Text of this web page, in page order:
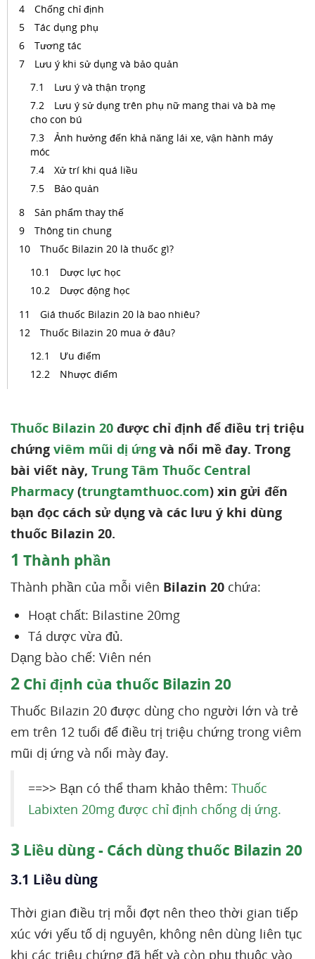
Chống chỉ định
Tác dụng phụ
Tương tác
Lưu ý khi sử dụng và bảo quản
Lưu ý và thận trọng
Lưu ý sử dụng trên phụ nữ mang thai và bà mẹ
cho con bú
Ảnh hưởng đến khả năng lái xe, vận hành máy
móc
Xử trí khi quá liều
Bảo quản
Sản phẩm thay thế
Thông tin chung
Thuốc Bilazin 20 là thuốc gì?
Dược lực học
Dược động học
Giá thuốc Bilazin 20 là bao nhiêu?
Thuốc Bilazin 20 mua ở đâu?
Ưu điểm
Nhược điểm
Thuốc Bilazin 20 được chỉ định để điều trị triệu
chứng viêm mũi dị ứng và nổi mề đay. Trong
bài viết này, Trung Tâm Thuốc Central
Pharmacy (trungtamthuoc.com) xin gửi đến
bạn đọc cách sử dụng và các lưu ý khi dùng
thuốc Bilazin 20.
1 Thành phần
Thành phần của mỗi viên Bilazin 20 chứa:
Hoạt chất: Bilastine 20mg
Tá dược vừa đủ.
Dạng bào chế: Viên nén
2 Chỉ định của thuốc Bilazin 20
Thuốc Bilazin 20 được dùng cho người lớn và trẻ
em trên 12 tuổi để điều trị triệu chứng trong viêm
mũi dị ứng và nổi mày đay.
==>> Bạn có thể tham khảo thêm: Thuốc
Labixten 20mg được chỉ định chống dị ứng.
3 Liều dùng - Cách dùng thuốc Bilazin 20
3.1 Liều dùng
Thời gian điều trị mỗi đợt nên theo thời gian tiếp
xúc với yếu tố dị nguyên, không nên dùng liên tục
khi các triệu chứng đã hết và còn phụ thuộc vào